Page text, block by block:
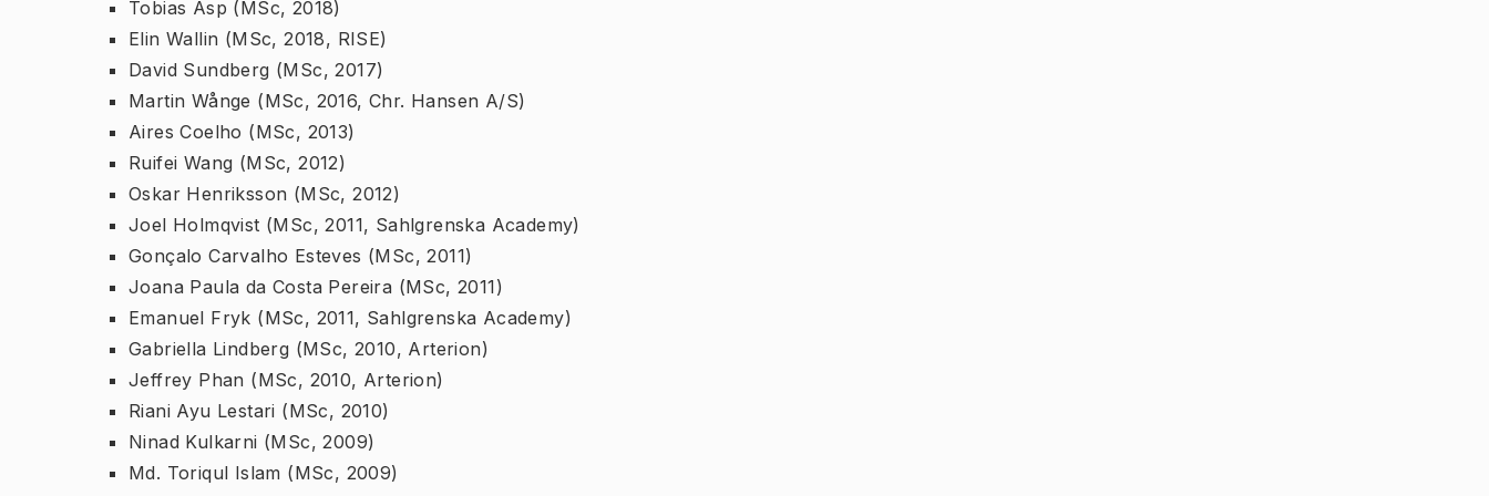
Tobias Asp (MSc, 2018)
Elin Wallin (MSc, 2018, RISE)
David Sundberg (MSc, 2017)
Martin Wånge (MSc, 2016, Chr. Hansen A/S)
Aires Coelho (MSc, 2013)
Ruifei Wang (MSc, 2012)
Oskar Henriksson (MSc, 2012)
Joel Holmqvist (MSc, 2011, Sahlgrenska Academy)
Gonçalo Carvalho Esteves (MSc, 2011)
Joana Paula da Costa Pereira (MSc, 2011)
Emanuel Fryk (MSc, 2011, Sahlgrenska Academy)
Gabriella Lindberg (MSc, 2010, Arterion)
Jeffrey Phan (MSc, 2010, Arterion)
Riani Ayu Lestari (MSc, 2010)
Ninad Kulkarni (MSc, 2009)
Md. Toriqul Islam (MSc, 2009)